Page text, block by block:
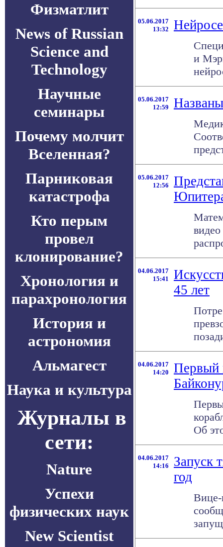
Физматлит
News of Russian
Science and
Technology
Научные
семинары
Почему молчит
Вселенная?
Парниковая
катастрофа
Кто перым
провел
клонирование?
Хронология и
парахронология
История и
астрономия
Альмагест
Наука и культура
Журналы в
сети:
Nature
Успехи
физических наук
New Scientist
05.06.2017
13:32
и
05.06.2017
12:59
05.06.2017
12:56
04.06.2017
15:41
45 лет
04.06.2017
14:20
Первый
Об
04.06.2017
14:16
Запуск
год
Вице-